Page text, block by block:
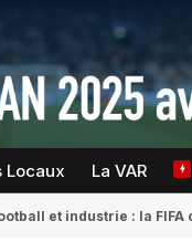
Locaux La VAR
et industrie : la